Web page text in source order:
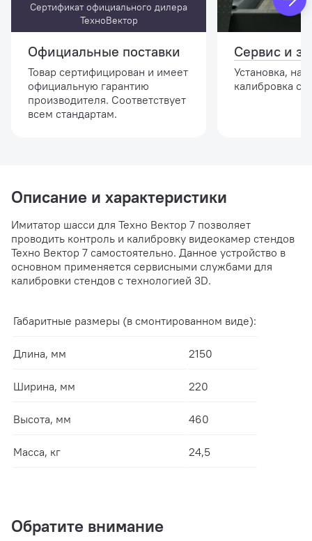
Сертификат официального дилера
ТехноВектор
Официальные поставки
Товар сертифицирован и имеет
официальную гарантию
производителя. Соответствует
всем стандартам.
Сервис и
Установка,
калибровка
Описание и характеристики
Имитатор шасси для Техно Вектор 7 позволяет
проводить контроль и калибровку видеокамер стендов
Техно Вектор 7 самостоятельно. Данное устройство в
основном применяется сервисными службами для
калибровки стендов с технологией 3D.
Габаритные размеры (в смонтированном виде):
Длина, мм 2150
Ширина, мм 220
Высота, мм 460
Масса, кг 24,5
Обратите внимание